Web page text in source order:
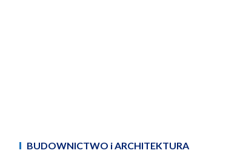
BUDOWNICTWO i ARCHITEKTURA